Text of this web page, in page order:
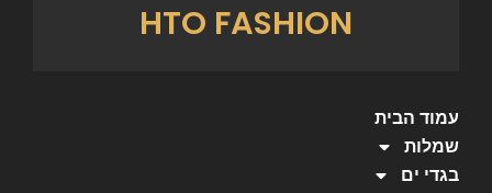
HTO FASHION
עמוד הבית
שמלות
בגדי ים